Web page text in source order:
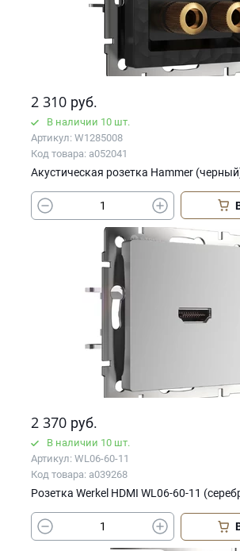
2 310 руб.
В наличии 10 шт.
Артикул: W1285008
Код товара: a052041
Акустическая розетка Hammer
2 370 руб.
В наличии 10 шт.
Артикул: WL06-60-11
Код товара: a039268
Розетка Werkel HDMI WL06-60-11